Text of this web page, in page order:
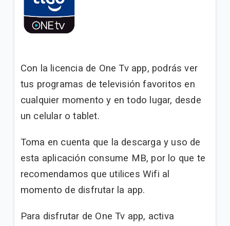
Actualizamos la grilla Esencial de tu plan | Tigo
Hogar HFC
Hogar FTTH
Actualizamos la grilla Lite de tu plan | Tigo Hogar
VER MÁS
Con la licencia de One Tv app, podrás ver
tus programas de televisión favoritos en
cualquier momento y en todo lugar, desde
un celular o tablet.
Toma en cuenta que la descarga y uso de
esta aplicación consume MB, por lo que te
recomendamos que utilices Wifi al
momento de disfrutar la app.
Para disfrutar de One Tv app, activa